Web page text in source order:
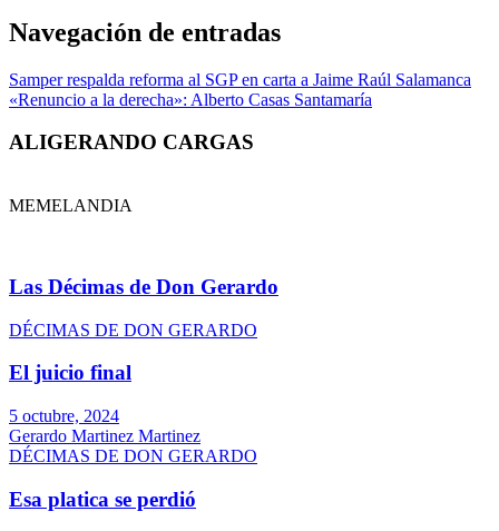
Navegación de entradas
Samper respalda reforma al SGP en carta a Jaime Raúl Salamanca
«Renuncio a la derecha»: Alberto Casas Santamaría
ALIGERANDO CARGAS
MEMELANDIA
Las Décimas de Don Gerardo
DÉCIMAS DE DON GERARDO
El juicio final
5 octubre, 2024
Gerardo Martinez Martinez
DÉCIMAS DE DON GERARDO
Esa platica se perdió